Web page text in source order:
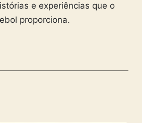
e experiências que o
proporciona.